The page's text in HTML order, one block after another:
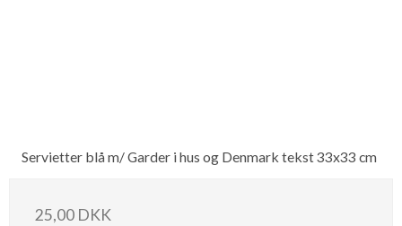
Servietter blå m/ Garder i hus og Denmark tekst 33x33 cm
25,00 DKK